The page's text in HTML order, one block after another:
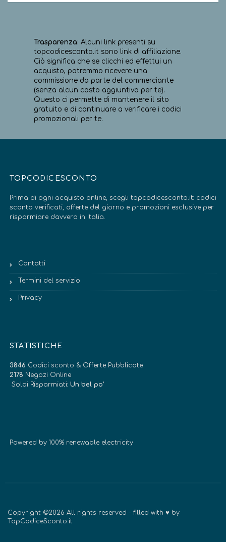
Trasparenza: Alcuni link presenti su
topcodicesconto.it sono link di affiliazione.
Ciò significa che se clicchi ed effettui un
acquisto, potremmo ricevere una
commissione da parte del commerciante
(senza alcun costo aggiuntivo per te).
Questo ci permette di mantenere il sito
gratuito e di continuare a verificare i codici
promozionali per te.
TOPCODICESCONTO
Prima di ogni acquisto online, scegli topcodicesconto.it: codici
sconto verificati, offerte del giorno e promozioni esclusive per
risparmiare davvero in Italia.
Contatti
Termini del servizio
Privacy
STATISTICHE
3846 Codici sconto & Offerte Pubblicate
2178 Negozi Online
Soldi Risparmiati: Un bel po’
Powered by 100% renewable electricity
Copyright ©2026 All rights reserved - filled with ♥ by
TopCodiceSconto.it